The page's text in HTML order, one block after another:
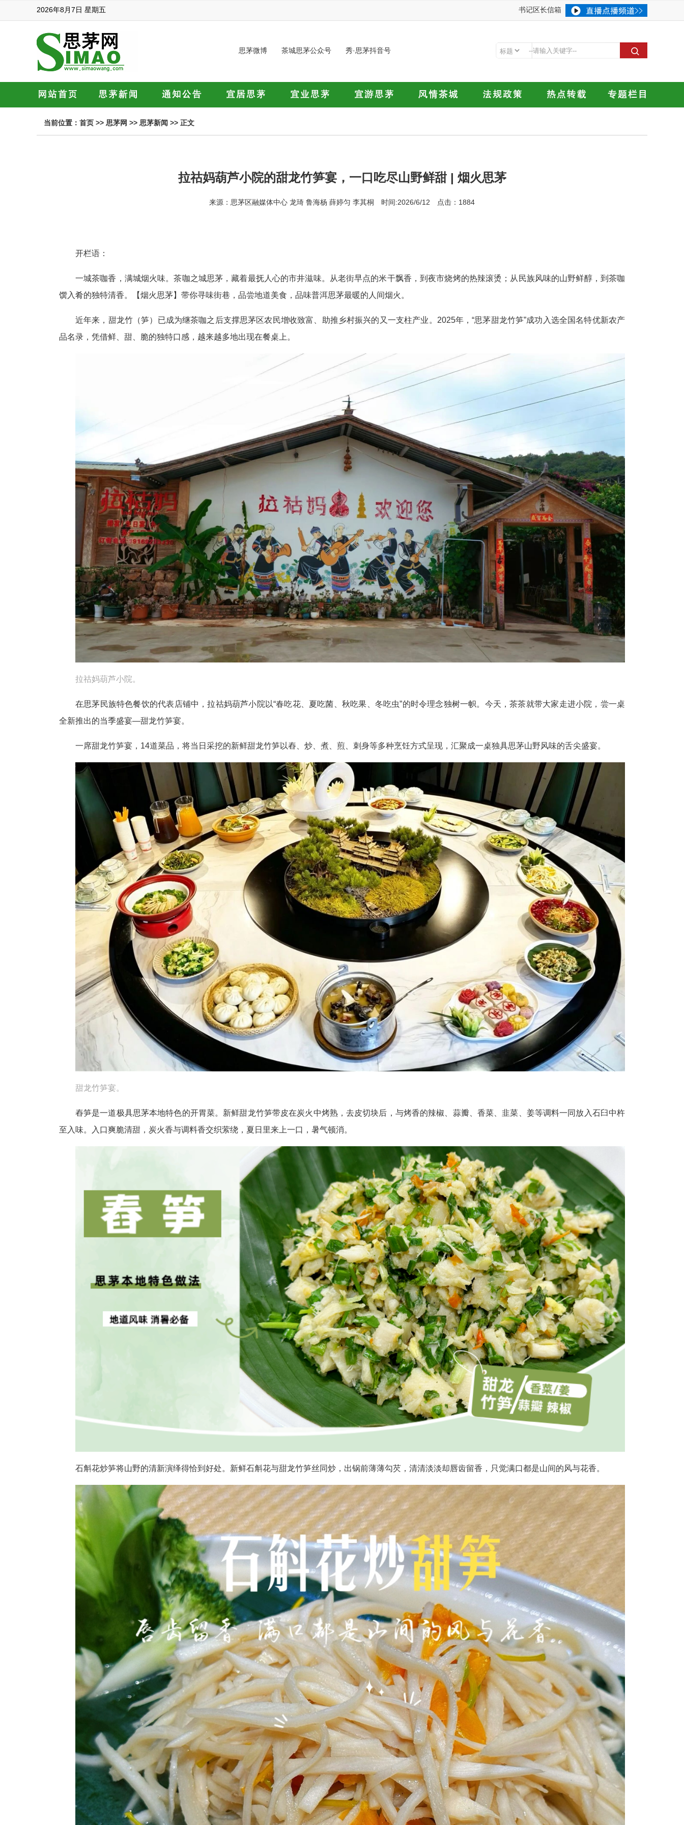
2026年8月7日 星期五 书记区长信箱
思茅微博 茶城思茅公众号 秀·思茅抖音号
当前位置： 首页 >> 思茅网 >> 思茅新闻 >> 正文
拉祜妈葫芦小院的甜龙竹笋宴，一口吃尽山野鲜甜 | 烟火思茅
来源：思茅区融媒体中心 龙琦 鲁海杨 薛婷匀 李其桐 时间:2026/6/12 点击：1884
开栏语：
一城茶咖香，满城烟火味。茶咖之城思茅，藏着最抚人心的市井滋味。从老街早点的米干飘香，到夜市烧烤的热辣滚烫；从民族风味的山野鲜醇，到茶咖
馔入肴的独特清香。【烟火思茅】带你寻味街巷，品尝地道美食，品味普洱思茅最暖的人间烟火。
近年来，甜龙竹（笋）已成为继茶咖之后支撑思茅区农民增收致富、助推乡村振兴的又一支柱产业。2025年，“思茅甜龙竹笋”成功入选全国名特优新农产
品名录，凭借鲜、甜、脆的独特口感，越来越多地出现在餐桌上。
拉祜妈葫芦小院。
在思茅民族特色餐饮的代表店铺中，拉祜妈葫芦小院以“春吃花、夏吃菌、秋吃果、冬吃虫”的时令理念独树一帜。今天，茶茶就带大家走进小院，尝一桌
全新推出的当季盛宴—甜龙竹笋宴。
一席甜龙竹笋宴，14道菜品，将当日采挖的新鲜甜龙竹笋以舂、炒、煮、煎、刺身等多种烹饪方式呈现，汇聚成一桌独具思茅山野风味的舌尖盛宴。
甜龙竹笋宴。
舂笋是一道极具思茅本地特色的开胃菜。新鲜甜龙竹笋带皮在炭火中烤熟，去皮切块后，与烤香的辣椒、蒜瓣、香菜、韭菜、姜等调料一同放入石臼中杵
至入味。入口爽脆清甜，炭火香与调料香交织萦绕，夏日里来上一口，暑气顿消。
石斛花炒笋将山野的清新演绎得恰到好处。新鲜石斛花与甜龙竹笋丝同炒，出锅前薄薄勾芡，清清淡淡却唇齿留香，只觉满口都是山间的风与花香。